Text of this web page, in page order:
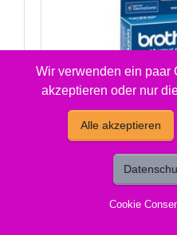
Wir verwenden ein paar
akzeptieren oder nur
Alle akzeptieren
Cookie